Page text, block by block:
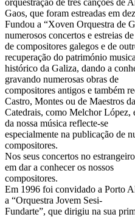
Gaos, que foram estreadas em
Fundou a “Xoven Orquestra de
numerosos concertos e estreias
de compositores galegos e de
recuperação do património
histórico da Galiza, dando a
gravando numerosas obras de
compositores antigos e também
Castro, Montes ou de Maestros
Catedrais, como Melchor López,
da nossa música reflecte-se
especialmente na publicação de
compositores.
Nos seus concertos no
em dar a conhecer os nossos
compositores.
Em 1996 foi convidado a Porto
a “Orquestra Jovem Sesi-
Fundarte”, que dirigiu na sua